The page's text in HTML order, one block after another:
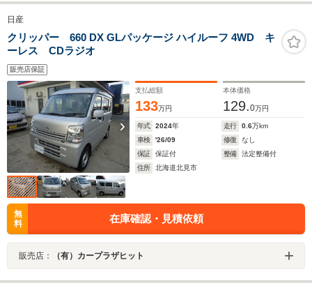
日産
クリッパー 660 DX GLパッケージ ハイルーフ 4WD キ
ーレス CDラジオ
販売店保証
支払総額
133万円
本体価格
129.0万円
年式 2024年 走行 0.6万km
車検
'26/09 修復
なし
保証
保証付 整備
法定整備付
住所
北海道北見市
無
料
在庫確認・見積依頼
販売店： （有）カープラザヒット